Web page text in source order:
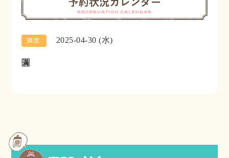
満席 2025-04-30 (水)
🈵